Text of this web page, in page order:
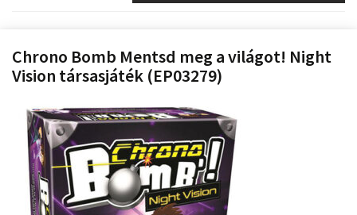
Chrono Bomb Mentsd meg a világot! Night
Vision társasjáték (EP03279)